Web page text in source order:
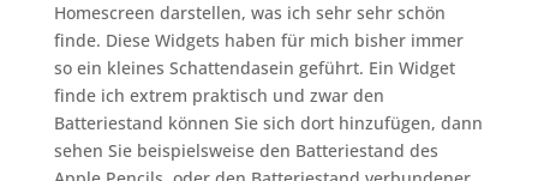
Homescreen darstellen, was ich sehr sehr schön
finde. Diese Widgets haben für mich bisher immer
so ein kleines Schattendasein geführt. Ein Widget
finde ich extrem praktisch und zwar den
Batteriestand können Sie sich dort hinzufügen, dann
sehen Sie beispielsweise den Batteriestand des